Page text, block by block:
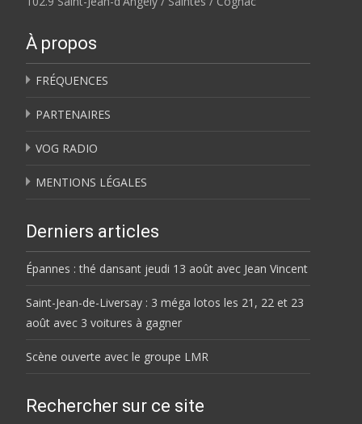
À propos
FRÉQUENCES
PARTENAIRES
VOG RADIO
MENTIONS LÉGALES
Derniers articles
Épannes : thé dansant jeudi 13 août avec Jean Vincent
Saint-Jean-de-Liversay : 3 méga lotos les 21, 22 et 23
août avec 3 voitures à gagner
Scène ouverte avec le groupe LMR
Rechercher sur ce site